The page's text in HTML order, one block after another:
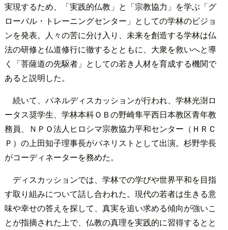
実現するため、「実践的仏教」と「宗教協力」を学ぶ「グ
ローバル・トレーニングセンター」としての学林のビジョ
ンを発表。人々の苦に分け入り、未来を創造する学林は仏
法の研修と仏道修行に徹するとともに、大衆を救いへと導
く「菩薩道の先駆者」としての若き人材を育成する機関で
あると説明した。
続いて、パネルディスカッションが行われ、学林光澍ロ
ータス奨学生、学林本科ＯＢの野崎隼平西日本教区青年教
務員、ＮＰＯ法人ヒロシマ宗教協力平和センター（ＨＲＣ
Ｐ）の上田知子理事長がパネリストとして出演。杉野学長
がコーディネーターを務めた。
ディスカッションでは、学林での学びや世界平和を目指
す取り組みについて話し合われた。現代の若者は生きる意
味や幸せの答えを探して、真実を追い求める傾向が強いこ
とが指摘された上で、仏教の真理を実践的に習得するとと